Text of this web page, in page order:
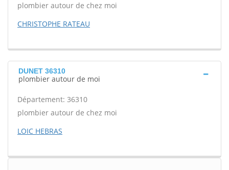
plombier autour de chez moi
CHRISTOPHE RATEAU
DUNET 36310
plombier autour de moi
Département: 36310
plombier autour de chez moi
LOIC HEBRAS